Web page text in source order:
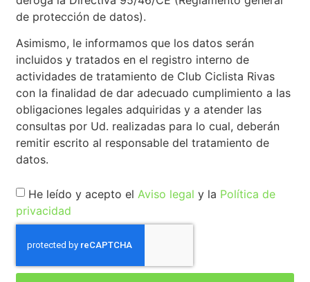
de protección de datos).
Asimismo, le informamos que los datos serán
incluidos y tratados en el registro interno de
actividades de tratamiento de Club Ciclista Rivas
con la finalidad de dar adecuado cumplimiento a las
obligaciones legales adquiridas y a atender las
consultas por Ud. realizadas para lo cual, deberán
remitir escrito al responsable del tratamiento de
datos.
He leído y acepto el Aviso legal y la Política de
privacidad